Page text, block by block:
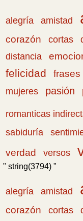
alegría amistad
corazón
cortas
distancia
felicidad frases
mujeres
pasión
romanticas
sabiduría
verdad
versos
" string(3794) "
alegría amistad
corazón
cortas